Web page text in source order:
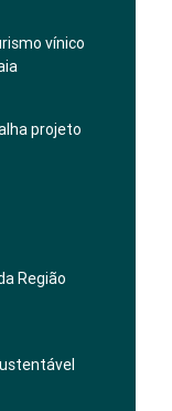
vínico
projeto
Região